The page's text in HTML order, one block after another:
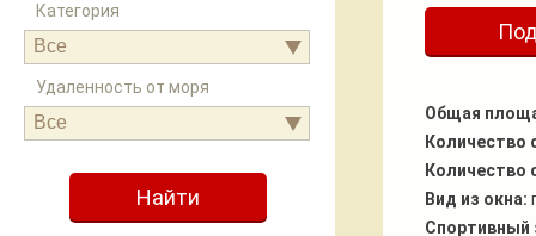
Общая
Количество
Количество
Вид из окна:
Спортивный
Категория
Все
Удаленность от моря
Все